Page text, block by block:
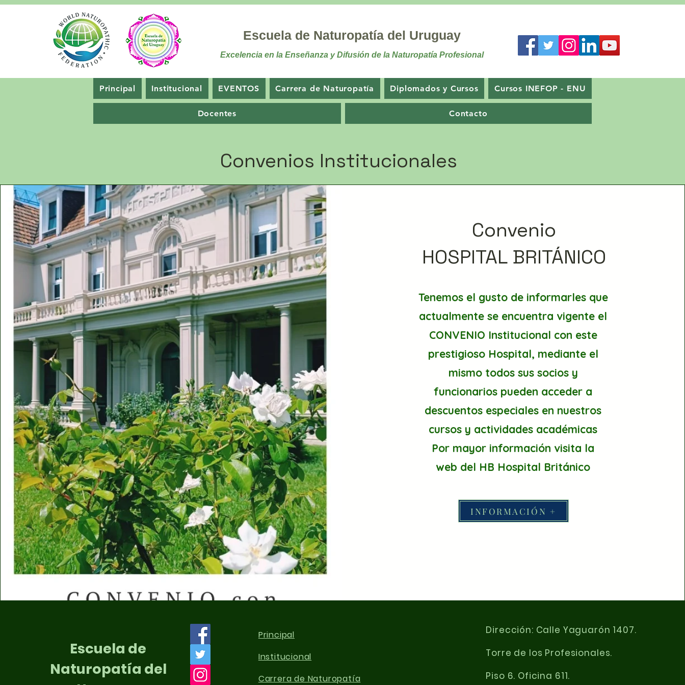
Escuela de Naturopatía del Uruguay
Excelencia en la Enseñanza y Difusión de la Naturopatía Profesional
Principal Institucional EVENTOS Carrera de Naturopatía Diplomados y Cursos Cursos INEFOP - ENU
Docentes Contacto
Convenios Institucionales
Convenio
HOSPITAL BRITÁNICO
Tenemos el gusto de informarles que
actualmente se encuentra vigente el
CONVENIO Institucional con este
prestigioso Hospital, mediante el
mismo todos sus socios y
funcionarios pueden acceder a
descuentos especiales en nuestros
cursos y actividades académicas
Por mayor información visita la
web del HB Hospital Británico
INFORMACIÓN +
Escuela de
Naturopatía del
Principal
Institucional
Carrera de Naturopatía
Dirección: Calle Yaguarón 1407.
Torre de los Profesionales.
Piso 6. Oficina 611.